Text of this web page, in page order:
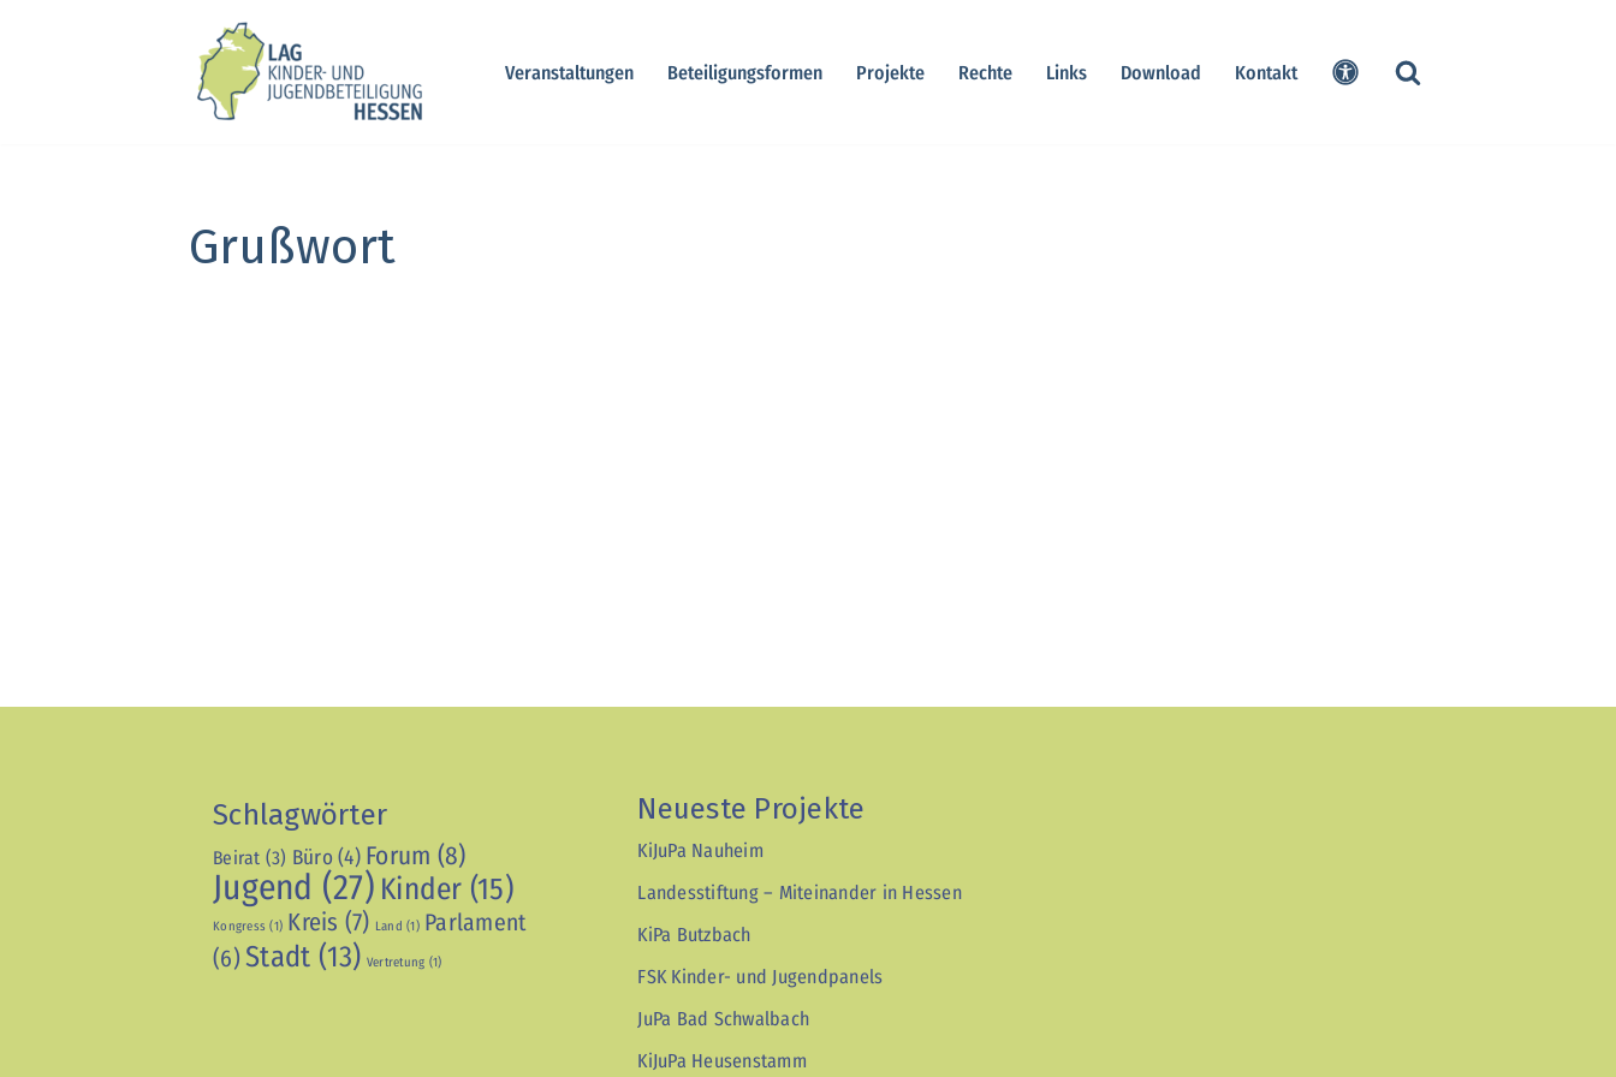
Veranstaltungen Beteiligungsformen Projekte Rechte Links Download Kontakt
Grußwort
Schlagwörter
Beirat (3) Büro (4) Forum (8)
Jugend (27) Kinder (15)
Kongress (1) Kreis (7) Land (1) Parlament
(6) Stadt (13) Vertretung (1)
Neueste Projekte
KiJuPa Nauheim
Landesstiftung – Miteinander in Hessen
KiPa Butzbach
FSK Kinder- und Jugendpanels
JuPa Bad Schwalbach
KiJuPa Heusenstamm